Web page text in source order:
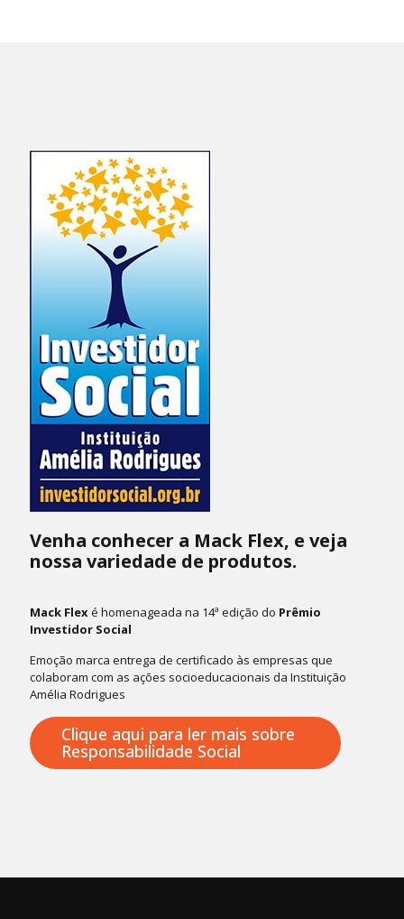
Venha conhecer a Mack Flex, e veja
nossa variedade de produtos.
Mack Flexé homenageada na 14ª edição do Prêmio
Investidor Social
Emoção marca entrega de certificado às empresas que
colaboram com as ações socioeducacionais da Instituição
Amélia Rodrigues
Clique aqui para ler mais sobre
Responsabilidade Social